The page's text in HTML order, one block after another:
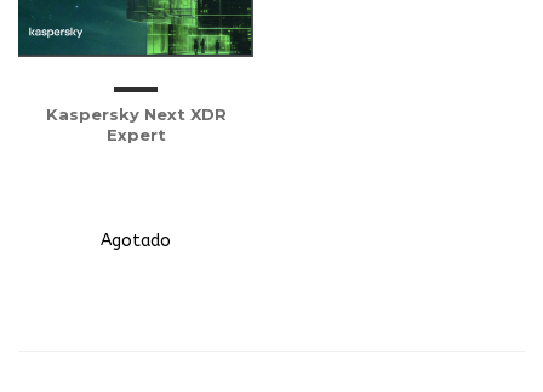
Kaspersky Next XDR
Expert
Agotado